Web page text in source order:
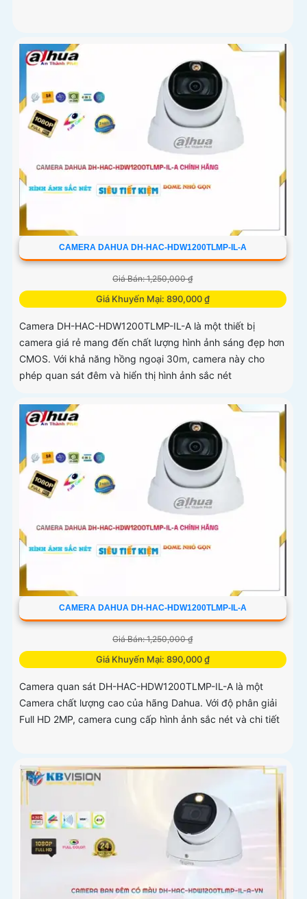
CAMERA DAHUA DH-HAC-HDW1200TLMP-IL-A
Giá Bán: 1,250,000 ₫
Giá Khuyến Mại: 890,000 ₫
Camera DH-HAC-HDW1200TLMP-IL-A là một thiết bị
camera giá rẻ mang đến chất lượng hình ảnh sáng đẹp hơn
CMOS. Với khả năng hồng ngoại 30m, camera này cho
phép quan sát đêm và hiển thị hình ảnh sắc nét
CAMERA DAHUA DH-HAC-HDW1200TLMP-IL-A
Giá Bán: 1,250,000 ₫
Giá Khuyến Mại: 890,000 ₫
Camera quan sát DH-HAC-HDW1200TLMP-IL-A là một
Camera chất lượng cao của hãng Dahua. Với độ phân giải
Full HD 2MP, camera cung cấp hình ảnh sắc nét và chi tiết